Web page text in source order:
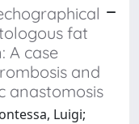
fat
A case
and
anastomosis
Luigi;